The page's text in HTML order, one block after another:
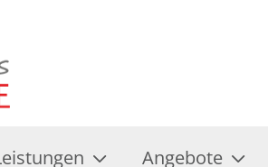
Angebote